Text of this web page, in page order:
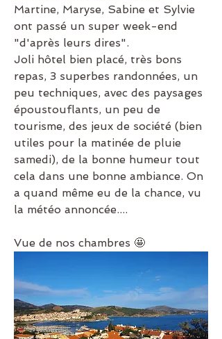
Martine, Maryse, Sabine et Sylvie
ont passé un super week-end
"d'après leurs dires".
Joli hôtel bien placé, très bons
repas, 3 superbes randonnées, un
peu techniques, avec des paysages
époustouflants, un peu de
tourisme, des jeux de société (bien
utiles pour la matinée de pluie
samedi), de la bonne humeur tout
cela dans une bonne ambiance. On
a quand même eu de la chance, vu
la météo annoncée....
Vue de nos chambres 🤩